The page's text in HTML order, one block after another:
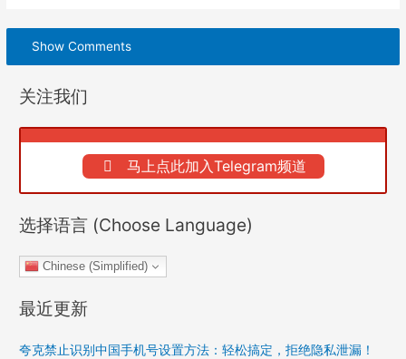
Show Comments
关注我们
马上点此加入Telegram频道
选择语言 (Choose Language)
Chinese (Simplified)
最近更新
夸克禁止识别中国手机号设置方法：轻松搞定，拒绝隐私泄漏！